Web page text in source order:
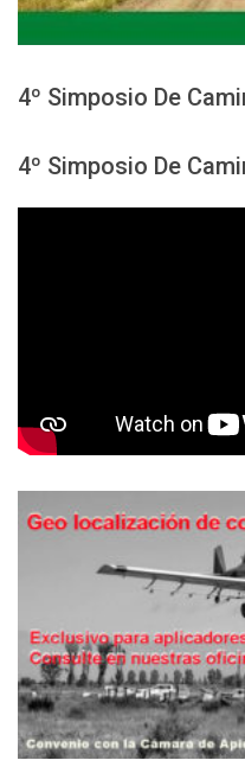
4º Simposio De
4º Simposio De